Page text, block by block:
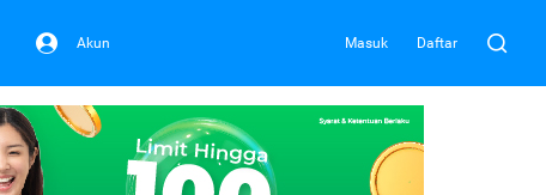
Akun Masuk Daftar